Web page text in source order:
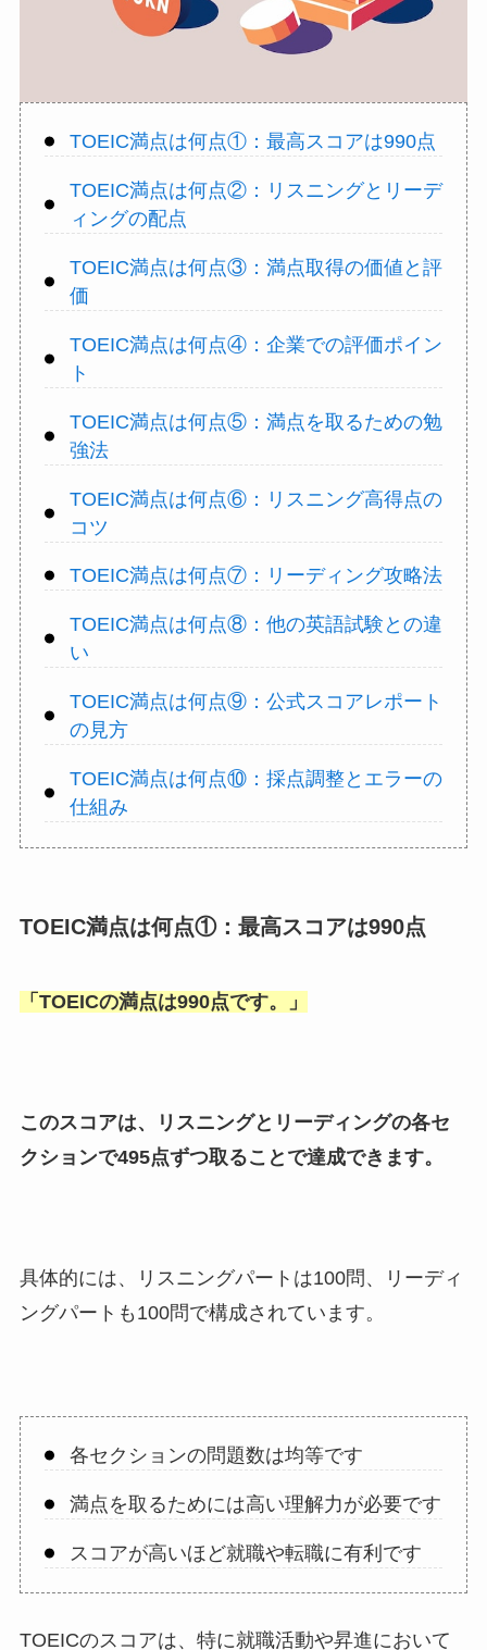
TOEIC満点は何点①：最高スコアは990点
TOEIC満点は何点②：リスニングとリーデ
ィングの配点
TOEIC満点は何点③：満点取得の価値と評
価
TOEIC満点は何点④：企業での評価ポイン
ト
TOEIC満点は何点⑤：満点を取るための勉
強法
TOEIC満点は何点⑥：リスニング高得点の
コツ
TOEIC満点は何点⑦：リーディング攻略法
TOEIC満点は何点⑧：他の英語試験との違
い
TOEIC満点は何点⑨：公式スコアレポート
の見方
TOEIC満点は何点⑩：採点調整とエラーの
仕組み
TOEIC満点は何点①：最高スコアは990点
「 TOEICの満点は990点です。 」
このスコアは、リスニングとリーディングの各セ
クションで495点ずつ取ることで達成できます。
具体的には、リスニングパートは100問、リーディ
ングパートも100問で構成されています。
各セクションの問題数は均等です
満点を取るためには高い理解力が必要です
スコアが高いほど就職や転職に有利です
TOEICのスコアは、特に就職活動や昇進において